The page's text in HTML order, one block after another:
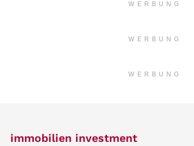
WERBUNG
WERBUNG
WERBUNG
immobilien investment